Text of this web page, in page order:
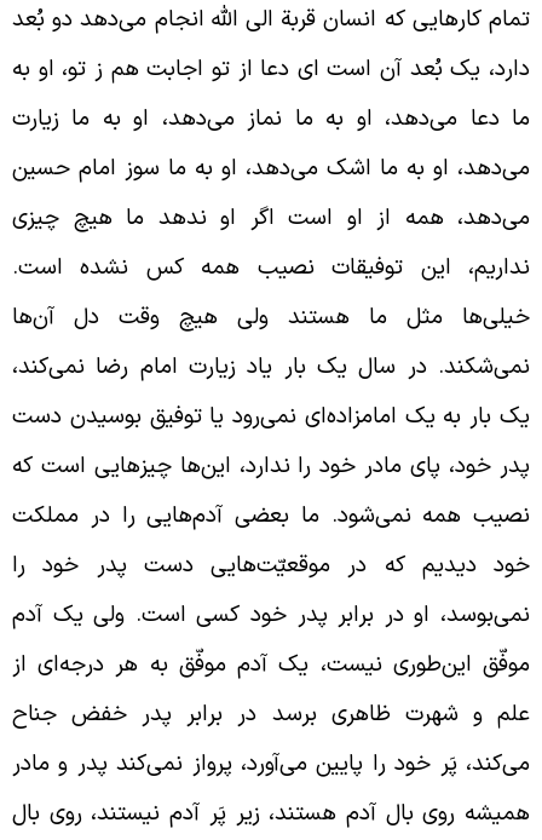
کارهایی که انسان قربة الی الله انجام می‌دهد دو بُعد
یک بُعد آن است ای دعا از تو اجابت هم ز تو، او به
دعا می‌دهد، او به ما نماز می‌دهد، او به ما زیارت
او به ما اشک می‌دهد، او به ما سوز امام حسین
همه از او است اگر او ندهد ما هیچ چیزی
این توفیقات نصیب همه کس نشده است.
مثل ما هستند ولی هیچ وقت دل آن‌ها
در سال یک بار یاد زیارت امام رضا نمی‌کند،
بار به یک امامزاده‌ای نمی‌رود یا توفیق بوسیدن دست
خود، پای مادر خود را ندارد، این‌ها چیزهایی است که
همه نمی‌شود. ما بعضی آدم‌هایی را در مملکت
دیدیم که در موقعیّت‌هایی دست پدر خود را
او در برابر پدر خود کسی است. ولی یک آدم
این‌طوری نیست، یک آدم موفّق به هر درجه‌ای از
و شهرت ظاهری برسد در برابر پدر خفض جناح
پَر خود را پایین می‌آورد، پرواز نمی‌کند پدر و مادر
روی بال آدم هستند، زیر پَر آدم نیستند، روی بال